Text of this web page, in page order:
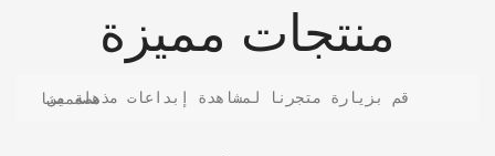
منتجات مميزة
قم بزيارة متجرنا لمشاهدة إبداعات مذهلة من مصممينا